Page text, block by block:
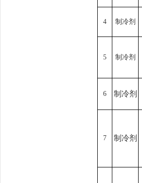
4 制冷剂
5 制冷剂
6 制冷剂
7 制冷剂